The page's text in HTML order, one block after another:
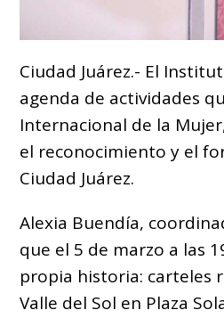
Ciudad Juárez.- El
agenda de actividades
Internacional de la
el reconocimiento y el
Ciudad Juárez.
Alexia Buendía,
que el 5 de marzo a las
propia historia: carteles
Valle del Sol en Plaza